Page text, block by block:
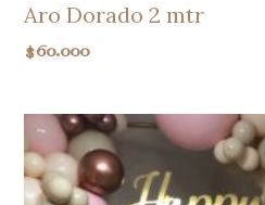
Aro Dorado 2 mtr
$60.000